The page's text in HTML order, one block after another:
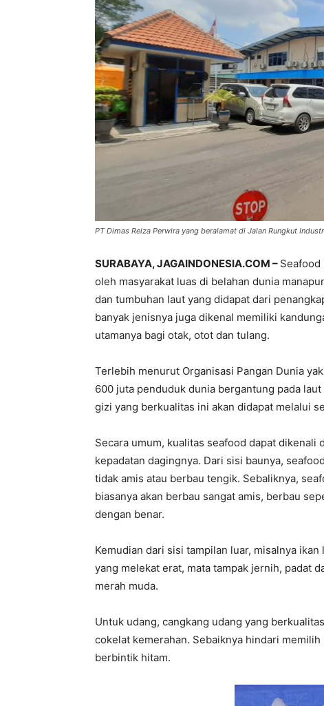
PT Dimas Reiza Perwira yang beralamat di Jalan Rungkut
SURABAYA, JAGAINDONESIA.COM – Seafood
oleh masyarakat luas di belahan dunia
dan tumbuhan laut yang didapat dari
banyak jenisnya juga dikenal memiliki
utamanya bagi otak, otot dan tulang.
Terlebih menurut Organisasi Pangan Dunia
600 juta penduduk dunia bergantung pada
gizi yang berkualitas ini akan didapat melalui
Secara umum, kualitas seafood dapat dikenali
kepadatan dagingnya. Dari sisi baunya,
tidak amis atau berbau tengik. Sebaliknya,
biasanya akan berbau sangat amis, berbau
dengan benar.
Kemudian dari sisi tampilan luar, misalnya
yang melekat erat, mata tampak jernih, padat
merah muda.
Untuk udang, cangkang udang yang
cokelat kemerahan. Sebaiknya hindari
berbintik hitam.